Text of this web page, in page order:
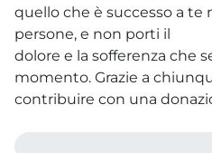
quello che è successo a te
persone, e non porti il
dolore e la sofferenza che
momento. Grazie a
contribuire con una